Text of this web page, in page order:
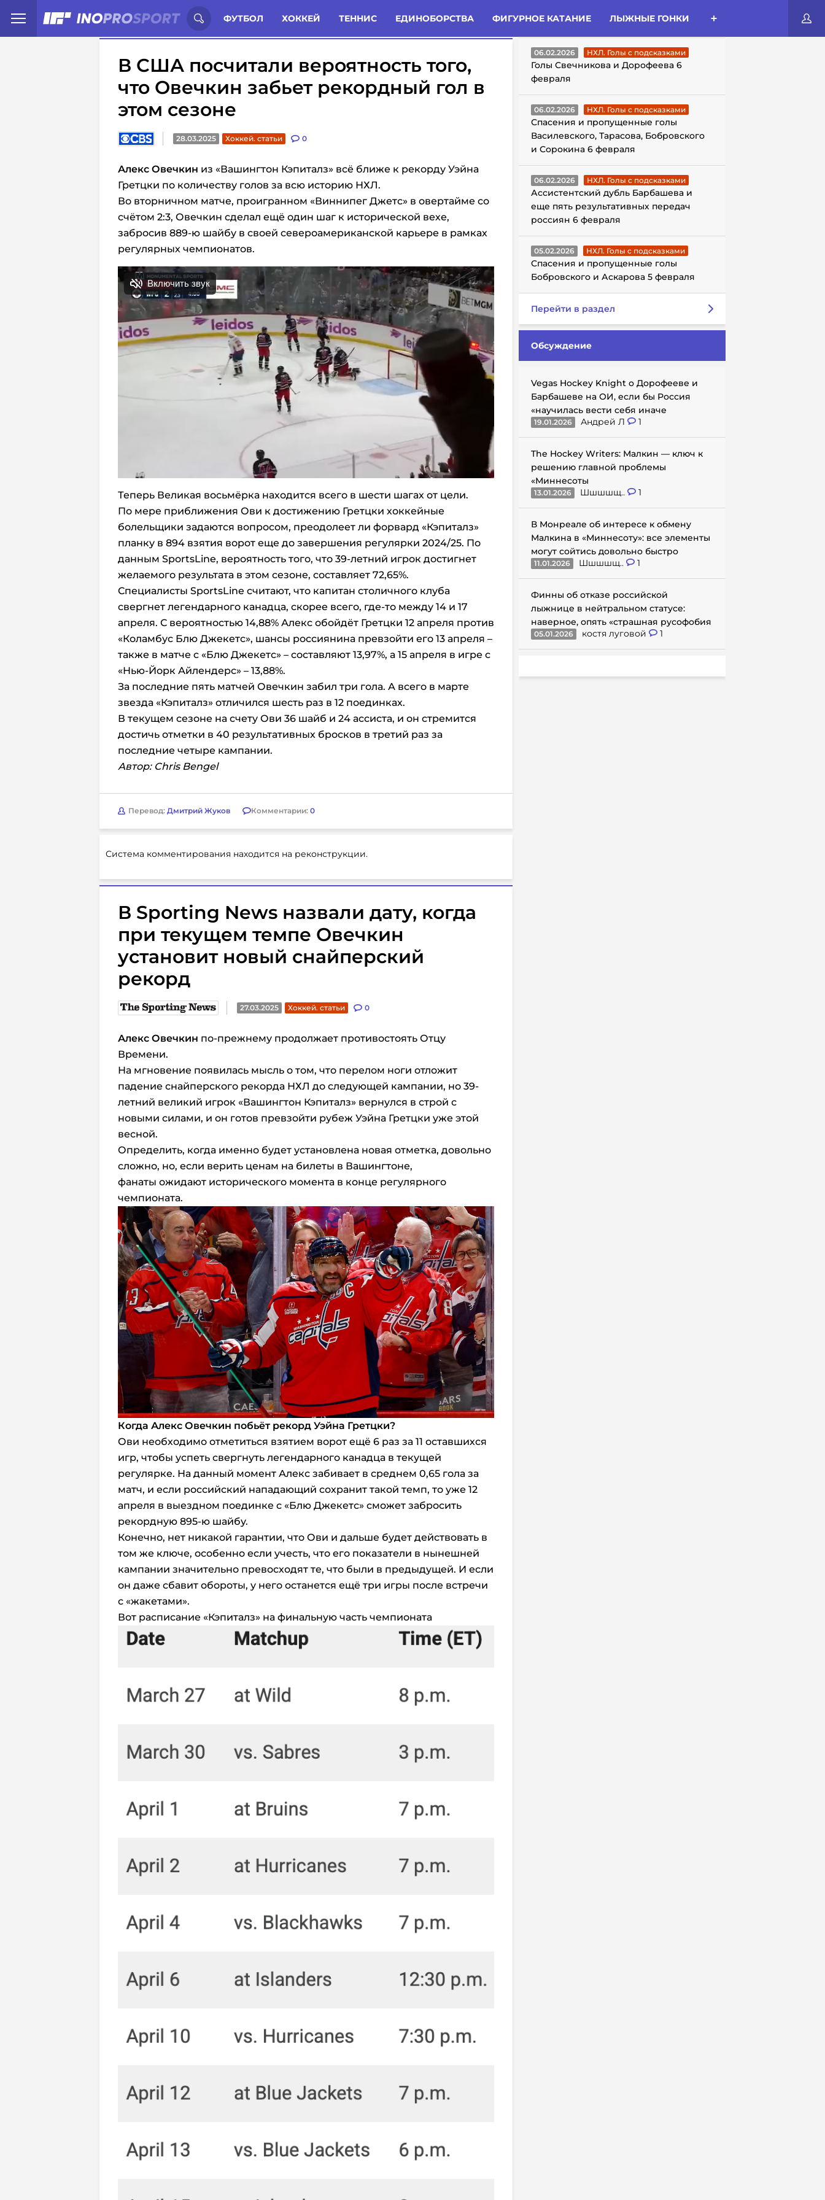
ФУТБОЛ ХОККЕЙ ТЕННИС ЕДИНОБОРСТВА ФИГУРНОЕ КАТАНИЕ ЛЫЖНЫЕ ГОНКИ
Иностранцы о спорте России: Статьи Комменты Новости
В США посчитали вероятность того,
что Овечкин забьет рекордный гол в
этом сезоне
28.03.2025 Хоккей. статьи 0
Алекс Овечкин из «Вашингтон Кэпиталз» всё ближе к рекорду Уэйна
Гретцки по количеству голов за всю историю НХЛ.
Во вторничном матче, проигранном «Виннипег Джетс» в овертайме со
счётом 2:3, Овечкин сделал ещё один шаг к исторической вехе,
забросив 889-ю шайбу в своей североамериканской карьере в рамках
регулярных чемпионатов.
Теперь Великая восьмёрка находится всего в шести шагах от цели.
По мере приближения Ови к достижению Гретцки хоккейные
болельщики задаются вопросом, преодолеет ли форвард «Кэпиталз»
планку в 894 взятия ворот еще до завершения регулярки 2024/25. По
данным SportsLine, вероятность того, что 39-летний игрок достигнет
желаемого результата в этом сезоне, составляет 72,65%.
Специалисты SportsLine считают, что капитан столичного клуба
свергнет легендарного канадца, скорее всего, где-то между 14 и 17
апреля. С вероятностью 14,88% Алекс обойдёт Гретцки 12 апреля против
«Коламбус Блю Джекетс», шансы россиянина превзойти его 13 апреля –
также в матче с «Блю Джекетс» – составляют 13,97%, а 15 апреля в игре с
«Нью-Йорк Айлендерс» – 13,88%.
За последние пять матчей Овечкин забил три гола. А всего в марте
звезда «Кэпиталз» отличился шесть раз в 12 поединках.
В текущем сезоне на счету Ови 36 шайб и 24 ассиста, и он стремится
достичь отметки в 40 результативных бросков в третий раз за
последние четыре кампании.
Автор: Chris Bengel
Перевод: Дмитрий Жуков Комментарии: 0
Система комментирования находится на реконструкции.
В Sporting News назвали дату, когда
при текущем темпе Овечкин
установит новый снайперский
рекорд
27.03.2025 Хоккей. статьи 0
Алекс Овечкин по-прежнему продолжает противостоять Отцу
Времени.
На мгновение появилась мысль о том, что перелом ноги отложит
падение снайперского рекорда НХЛ до следующей кампании, но 39-
летний великий игрок «Вашингтон Кэпиталз» вернулся в строй с
новыми силами, и он готов превзойти рубеж Уэйна Гретцки уже этой
весной.
Определить, когда именно будет установлена новая отметка, довольно
сложно, но, если верить ценам на билеты в Вашингтоне,
фанаты ожидают исторического момента в конце регулярного
чемпионата.
Когда Алекс Овечкин побьёт рекорд Уэйна Гретцки?
Ови необходимо отметиться взятием ворот ещё 6 раз за 11 оставшихся
игр, чтобы успеть свергнуть легендарного канадца в текущей
регулярке. На данный момент Алекс забивает в среднем 0,65 гола за
матч, и если российский нападающий сохранит такой темп, то уже 12
апреля в выездном поединке с «Блю Джекетс» сможет забросить
рекордную 895-ю шайбу.
Конечно, нет никакой гарантии, что Ови и дальше будет действовать в
том же ключе, особенно если учесть, что его показатели в нынешней
кампании значительно превосходят те, что были в предыдущей. И если
он даже сбавит обороты, у него останется ещё три игры после встречи
с «жакетами».
Вот расписание «Кэпиталз» на финальную часть чемпионата
ГОЛЫ С ПОДСКАЗКАМИ
06.02.2026 НХЛ. Голы с подсказками
Голы Свечникова и Дорофеева 6
февраля
06.02.2026 НХЛ. Голы с подсказками
Спасения и пропущенные голы
Василевского, Тарасова, Бобровского
и Сорокина 6 февраля
06.02.2026 НХЛ. Голы с подсказками
Ассистентский дубль Барбашева и
еще пять результативных передач
россиян 6 февраля
05.02.2026 НХЛ. Голы с подсказками
Спасения и пропущенные голы
Бобровского и Аскарова 5 февраля
Перейти в раздел
Обсуждение
Vegas Hockey Knight о Дорофееве и
Барбашеве на ОИ, если бы Россия
«научилась вести себя иначе
19.01.2026 Андрей Л 1
The Hockey Writers: Малкин — ключ к
решению главной проблемы
«Миннесоты
13.01.2026 Шшшшщ.. 1
В Монреале об интересе к обмену
Малкина в «Миннесоту»: все элементы
могут сойтись довольно быстро
11.01.2026 Шшшшщ.. 1
Финны об отказе российской
лыжнице в нейтральном статусе:
наверное, опять «страшная русофобия
05.01.2026 костя луговой 1